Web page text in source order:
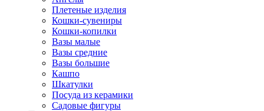
Плетеные изделия
Кошки-сувениры
Кошки-копилки
Вазы малые
Вазы средние
Вазы большие
Кашпо
Шкатулки
Посуда из керамики
Садовые фигуры